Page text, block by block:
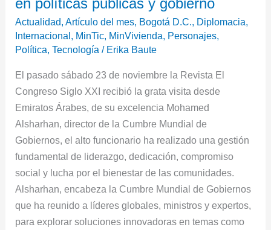
en políticas públicas y gobierno
Actualidad,Artículo del mes, Bogotá D.C., Diplomacia,
Internacional, MinTic, MinVivienda, Personajes,
Política,Tecnología / Erika Baute
El pasado sábado 23 de noviembre la Revista El
Congreso Siglo XXI recibió la grata visita desde
Emiratos Árabes, de su excelencia Mohamed
Alsharhan, director de la Cumbre Mundial de
Gobiernos, el alto funcionario ha realizado una gestión
fundamental de liderazgo, dedicación, compromiso
social y lucha por el bienestar de las comunidades.
Alsharhan, encabeza la Cumbre Mundial de Gobiernos
que ha reunido a líderes globales, ministros y expertos,
para explorar soluciones innovadoras en temas como
la
Columna
de
Democracia
al
director
de
la
WGS,
Mohamed
Alsharhan,
referente
global